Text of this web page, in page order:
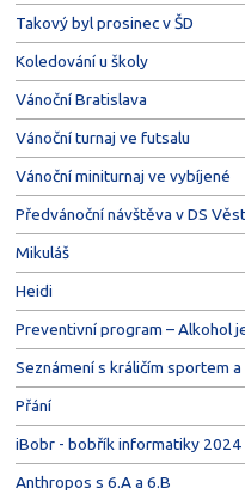
Takový byl prosinec v ŠD
Koledování u školy
Vánoční Bratislava
Vánoční turnaj ve futsalu
Vánoční miniturnaj ve vybíjené
Předvánoční návštěva v DS
Mikuláš
Heidi
Preventivní program – Alkohol
Seznámení s králičím sportem
Přání
iBobr - bobřík informatiky 2024
Anthropos s 6.A a 6.B